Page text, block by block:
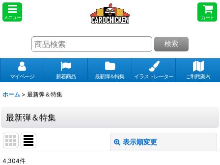
メニュー カート
検索
マイページ 新着商品 最新弾＆特集 イラストレーター ご利用案内
ホーム > 最新弾＆特集
最新弾＆特集
表示順変更
4,304件